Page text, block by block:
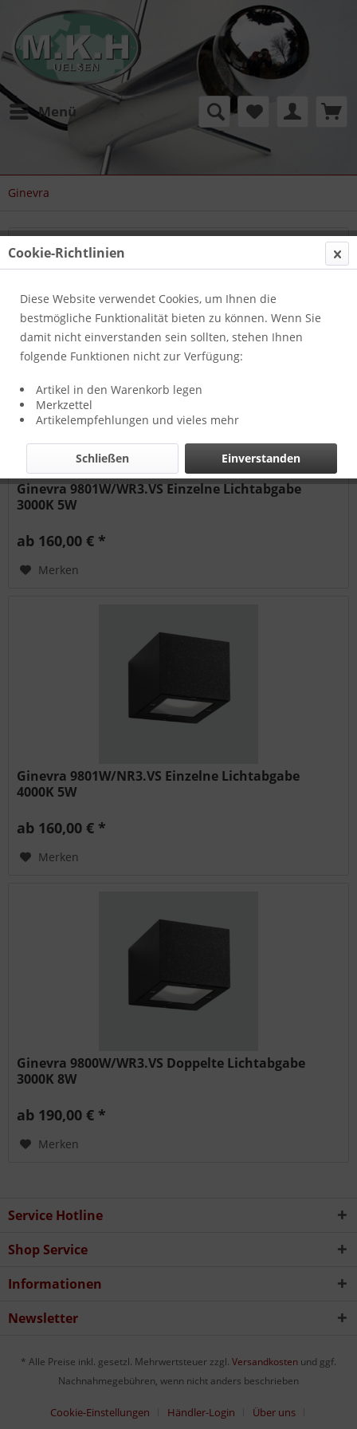
Menü
Ginevra
Filtern
Ginevra 9801W/WR3.VS Einzelne Lichtabgabe
3000K 5W
ab 160,00 € *
Merken
Ginevra 9801W/NR3.VS Einzelne Lichtabgabe
4000K 5W
ab 160,00 € *
Merken
Ginevra 9800W/WR3.VS Doppelte Lichtabgabe
3000K 8W
ab 190,00 € *
Merken
Service Hotline
Shop Service
Informationen
Newsletter
* Alle Preise inkl. gesetzl. Mehrwertsteuer zzgl. Versandkosten und ggf.
Nachnahmegebühren, wenn nicht anders beschrieben
Cookie-Einstellungen Händler-Login Über uns
Cookie-Richtlinien
Diese Website verwendet Cookies, um Ihnen die
bestmögliche Funktionalität bieten zu können. Wenn Sie
damit nicht einverstanden sein sollten, stehen Ihnen
folgende Funktionen nicht zur Verfügung:
Artikel in den Warenkorb legen
Merkzettel
Artikelempfehlungen und vieles mehr
Einverstanden
Schließen